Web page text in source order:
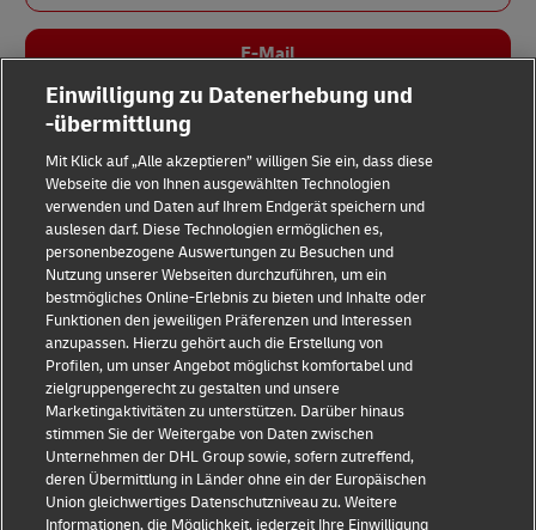
E-Mail
Impressum
Datenschutz & Cookies
Rechtliche Hinweise
Sicherheitshinweise
Kontakt
Einwilligungs-Einstellungen
Folge uns
Einwilligung zu Datenerhebung und
-übermittlung
Mit Klick auf „Alle akzeptieren” willigen Sie ein, dass diese
Webseite die von Ihnen ausgewählten Technologien
verwenden und Daten auf Ihrem Endgerät speichern und
auslesen darf. Diese Technologien ermöglichen es,
personenbezogene Auswertungen zu Besuchen und
Nutzung unserer Webseiten durchzuführen, um ein
bestmögliches Online-Erlebnis zu bieten und Inhalte oder
Funktionen den jeweiligen Präferenzen und Interessen
anzupassen. Hierzu gehört auch die Erstellung von
Profilen, um unser Angebot möglichst komfortabel und
zielgruppengerecht zu gestalten und unsere
Marketingaktivitäten zu unterstützen. Darüber hinaus
stimmen Sie der Weitergabe von Daten zwischen
Unternehmen der DHL Group sowie, sofern zutreffend,
deren Übermittlung in Länder ohne ein der Europäischen
Union gleichwertiges Datenschutzniveau zu. Weitere
Informationen, die Möglichkeit, jederzeit Ihre Einwilligung